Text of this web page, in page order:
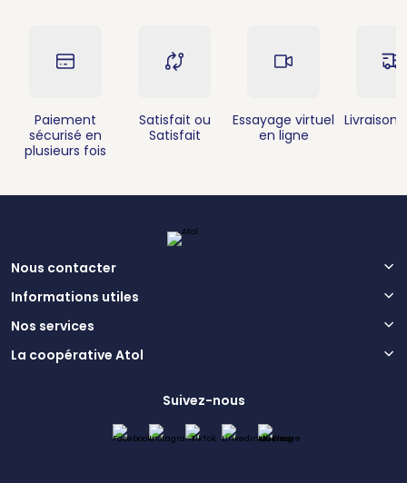
Paiement
sécurisé en
plusieurs fois
Satisfait ou
Satisfait
Essayage virtuel
en ligne
Livraison
Nous contacter
Informations utiles
Nos services
La coopérative Atol
Suivez-nous